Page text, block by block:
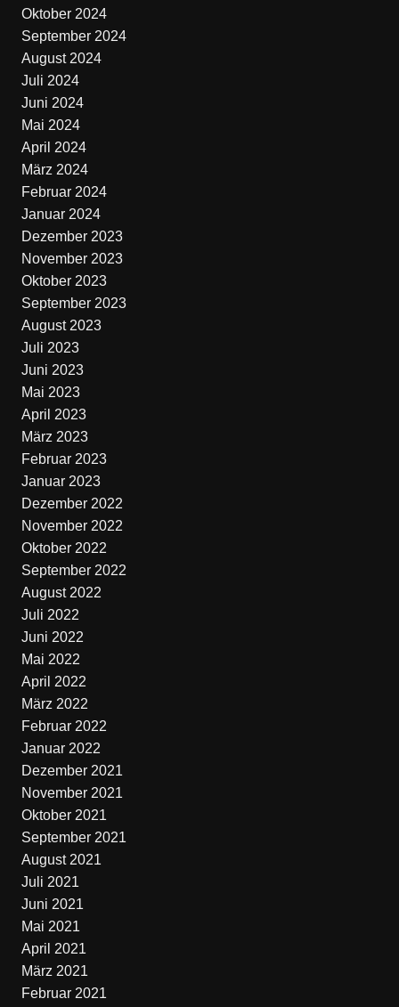
Oktober 2024
September 2024
August 2024
Juli 2024
Juni 2024
Mai 2024
April 2024
März 2024
Februar 2024
Januar 2024
Dezember 2023
November 2023
Oktober 2023
September 2023
August 2023
Juli 2023
Juni 2023
Mai 2023
April 2023
März 2023
Februar 2023
Januar 2023
Dezember 2022
November 2022
Oktober 2022
September 2022
August 2022
Juli 2022
Juni 2022
Mai 2022
April 2022
März 2022
Februar 2022
Januar 2022
Dezember 2021
November 2021
Oktober 2021
September 2021
August 2021
Juli 2021
Juni 2021
Mai 2021
April 2021
März 2021
Februar 2021